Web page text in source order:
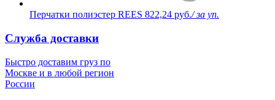
Перчатки полиэстер REES 822,24 руб./ за уп.
Служба доставки
Быстро доставим груз по
Москве и в любой регион
России